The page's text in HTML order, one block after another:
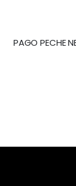
PAGO PECHE